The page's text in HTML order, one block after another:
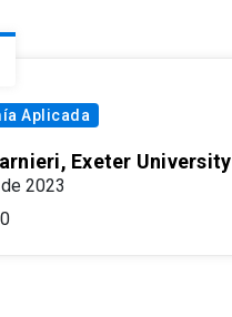
Aplicada
Exeter University
2023